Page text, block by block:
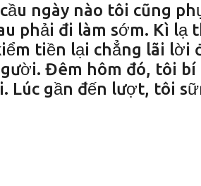
ngày nào tôi cũng
phải đi làm sớm. Kì lạ
tiền lại chẳng lãi lời
Đêm hôm đó, tôi bí
Lúc gần đến lượt, tôi